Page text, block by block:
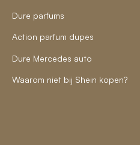
Dure parfums
Action parfum dupes
Dure Mercedes auto
Waarom niet bij Shein kopen?